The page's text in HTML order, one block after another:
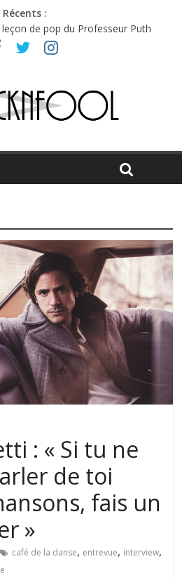
Récents :
leçon de pop du Professeur Puth
festival de musique indépendant
et émotions en hausse
de choisir entre chaleur et bonne
Festival : entre bière, métal et
: « Si tu ne
de toi
fais un
»
café de la danse, entrevue, interview,